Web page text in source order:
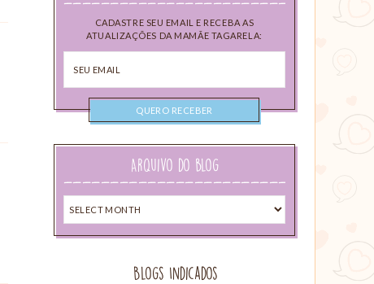
CADASTRE SEU EMAIL E RECEBA AS
ATUALIZAÇÕES DA MAMÃE TAGARELA:
email
Arquivo do blog
Arquivo
do
blog
Blogs Indicados